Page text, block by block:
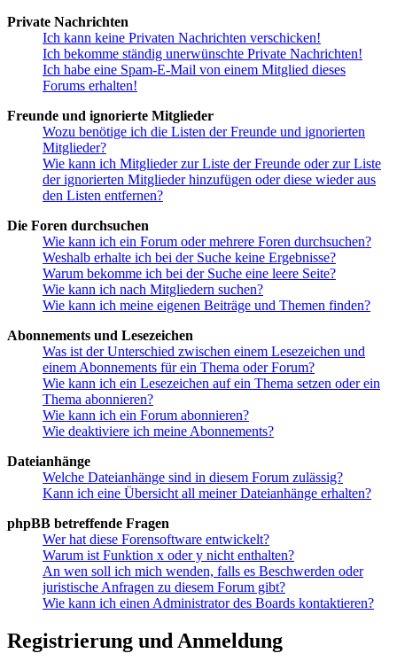
Private Nachrichten
Ich kann keine Privaten Nachrichten verschicken!
Ich bekomme ständig unerwünschte Private Nachrichten!
Ich habe eine Spam-E-Mail von einem Mitglied dieses
Forums erhalten!
Freunde und ignorierte Mitglieder
Wozu benötige ich die Listen der Freunde und ignorierten
Mitglieder?
Wie kann ich Mitglieder zur Liste der Freunde oder zur Liste
der ignorierten Mitglieder hinzufügen oder diese wieder aus
den Listen entfernen?
Die Foren durchsuchen
Wie kann ich ein Forum oder mehrere Foren durchsuchen?
Weshalb erhalte ich bei der Suche keine Ergebnisse?
Warum bekomme ich bei der Suche eine leere Seite?
Wie kann ich nach Mitgliedern suchen?
Wie kann ich meine eigenen Beiträge und Themen finden?
Abonnements und Lesezeichen
Was ist der Unterschied zwischen einem Lesezeichen und
einem Abonnements für ein Thema oder Forum?
Wie kann ich ein Lesezeichen auf ein Thema setzen oder ein
Thema abonnieren?
Wie kann ich ein Forum abonnieren?
Wie deaktiviere ich meine Abonnements?
Dateianhänge
Welche Dateianhänge sind in diesem Forum zulässig?
Kann ich eine Übersicht all meiner Dateianhänge erhalten?
phpBB betreffende Fragen
Wer hat diese Forensoftware entwickelt?
Warum ist Funktion x oder y nicht enthalten?
An wen soll ich mich wenden, falls es Beschwerden oder
juristische Anfragen zu diesem Forum gibt?
Wie kann ich einen Administrator des Boards kontaktieren?
Registrierung und Anmeldung